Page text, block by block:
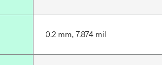
0.2 mm, 7.874 mil